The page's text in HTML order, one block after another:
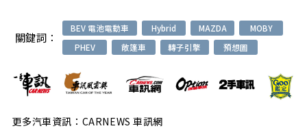
關鍵詞：
BEV 電池電動車 Hybrid MAZDA
MOBY
PHEV
敞篷車 轉子引擎 預想圖
更多汽車資訊：CARNEWS 車訊網